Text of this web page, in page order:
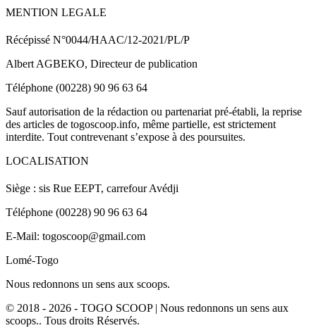
MENTION LEGALE
Récépissé N°0044/HAAC/12-2021/PL/P
Albert AGBEKO, Directeur de publication
Téléphone (00228) 90 96 63 64
Sauf autorisation de la rédaction ou partenariat pré-établi, la reprise
des articles de togoscoop.info, même partielle, est strictement
interdite. Tout contrevenant s’expose à des poursuites.
LOCALISATION
Siège : sis Rue EEPT, carrefour Avédji
Téléphone (00228) 90 96 63 64
E-Mail: togoscoop@gmail.com
Lomé-Togo
Nous redonnons un sens aux scoops.
© 2018 - 2026 - TOGO SCOOP | Nous redonnons un sens aux
scoops.. Tous droits Réservés.